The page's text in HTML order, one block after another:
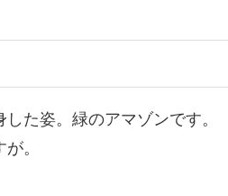
た姿。緑のアマゾンです。
。